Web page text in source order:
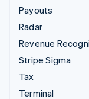
Payouts
Radar
Revenue
Stripe Sigma
Tax
Terminal